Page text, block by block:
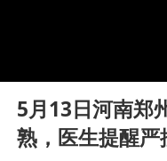
Play
5月13日河南郑
熟，医生提醒